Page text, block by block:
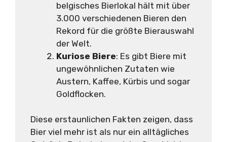
belgisches Bierlokal hält mit über
3.000 verschiedenen Bieren den
Rekord für die größte Bierauswahl
der Welt.
Kuriose Biere: Es gibt Biere mit
ungewöhnlichen Zutaten wie
Austern, Kaffee, Kürbis und sogar
Goldflocken.
Diese erstaunlichen Fakten zeigen, dass
Bier viel mehr ist als nur ein alltägliches